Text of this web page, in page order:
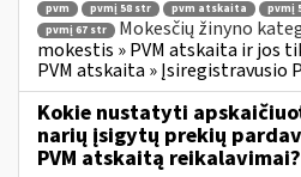
pvm pvmį 58 str pvm atskaita pvmį
pvmį 67 str
Mokesčių žinyno
mokestis » PVM atskaita ir jos
PVM atskaita » Įsiregistravusio
Kokie nustatyti
narių įsigytų prekių
PVM atskaitą reikalavimai?